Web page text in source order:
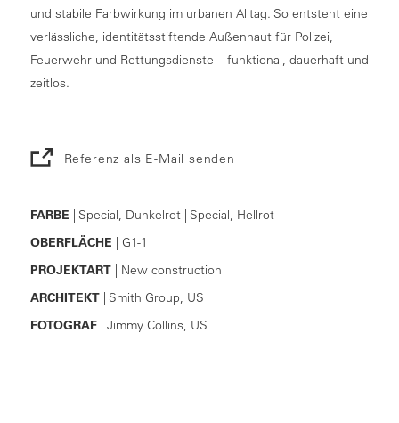
und stabile Farbwirkung im urbanen Alltag. So entsteht eine
verlässliche, identitätsstiftende Außenhaut für Polizei,
Feuerwehr und Rettungsdienste – funktional, dauerhaft und
zeitlos.
Referenz als E-Mail senden
FARBE | Special, Dunkelrot | Special, Hellrot
OBERFLÄCHE | G1-1
PROJEKTART| New construction
ARCHITEKT| Smith Group, US
FOTOGRAF| Jimmy Collins, US